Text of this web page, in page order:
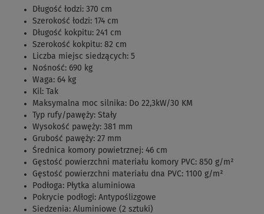
Długość łodzi: 370 cm
Szerokość łodzi: 174 cm
Długość kokpitu: 241 cm
Szerokość kokpitu: 82 cm
Liczba miejsc siedzących: 5
Nośność: 690 kg
Waga: 64 kg
Kil: Tak
Maksymalna moc silnika: Do 22,3kW/30 KM
Typ rufy/pawęży: Stały
Wysokość pawęży: 381 mm
Grubość pawęży: 27 mm
Średnica komory powietrznej: 46 cm
Gęstość powierzchni materiału komory PVC: 850 g/m²
Gęstość powierzchni materiału dna PVC: 1100 g/m²
Podłoga: Płytka aluminiowa
Pokrycie podłogi: Antypoślizgowe
Siedzenia: Aluminiowe (2 sztuki)